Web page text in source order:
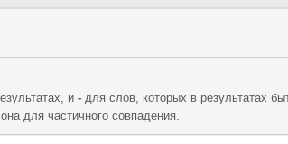
и - для слов, которых в результатах
для частичного совпадения.